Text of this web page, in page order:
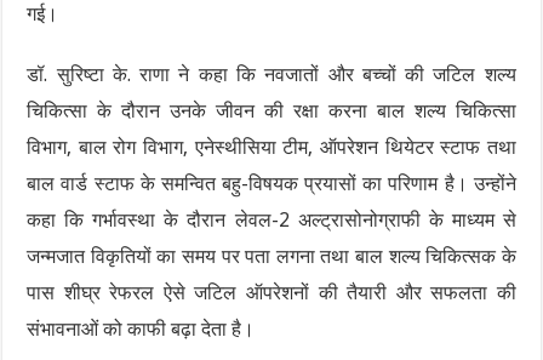
गई।
डॉ. सुरिष्टा के. राणा ने कहा कि नवजातों और बच्चों की जटिल शल्य
चिकित्सा के दौरान उनके जीवन की रक्षा करना बाल शल्य चिकित्सा
विभाग, बाल रोग विभाग, एनेस्थीसिया टीम, ऑपरेशन थियेटर स्टाफ तथा
बाल वार्ड स्टाफ के समन्वित बहु-विषयक प्रयासों का परिणाम है। उन्होंने
कहा कि गर्भावस्था के दौरान लेवल-2 अल्ट्रासोनोग्राफी के माध्यम से
जन्मजात विकृतियों का समय पर पता लगना तथा बाल शल्य चिकित्सक के
पास शीघ्र रेफरल ऐसे जटिल ऑपरेशनों की तैयारी और सफलता की
संभावनाओं को काफी बढ़ा देता है।